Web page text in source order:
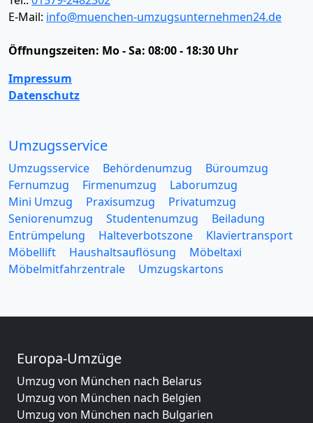
E-Mail: info@muenchen-umzugsunternehmen24.de
Öffnungszeiten: Mo - Sa: 08:00 - 18:30 Uhr
Impressum
Datenschutz
Umzugsservice
Umzugsservice Behördenumzug
Büroumzug
Fernumzug
Firmenumzug
Laborumzug
Mini Umzug
Praxisumzug
Privatumzug
Seniorenumzug
Studentenumzug
Beiladung
Entrümpelung
Halteverbotszone
Klaviertransport
Möbellift
Haushaltsauflösung
Möbeltaxi
Möbelmitfahrzentrale
Umzugskartons
Europa-Umzüge
Umzug von München nach Belarus
Umzug von München nach Belgien
Umzug von München nach Bulgarien